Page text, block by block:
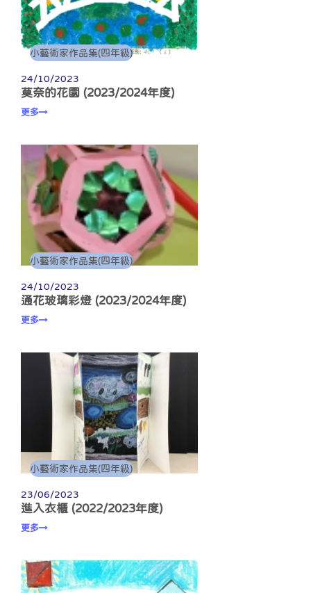
小藝術家作品集(四年級)
24/10/2023
莫奈的花園 (2023/2024年度)
更多
小藝術家作品集(四年級)
24/10/2023
通花玻璃彩燈 (2023/2024年度)
更多
小藝術家作品集(四年級)
23/06/2023
進入衣櫃 (2022/2023年度)
更多